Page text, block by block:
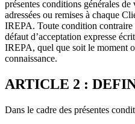
présentes conditions générales
adressées ou remises à chaque
IREPA. Toute condition contraire
défaut d’acceptation expresse
IREPA, quel que soit le moment
connaissance.
ARTICLE 2 :
Dans le cadre des présentes